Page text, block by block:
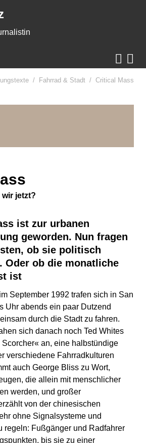
 
Fahrrad & Stadt Critical Mass
jetzt?
ist zur urbanen
geworden. Nun fragen
ob sie politisch
Oder ob die monatliche
ist
September 1992 trafen sich in San
Uhr abends ein paar Dutzend
durch die Stadt zu fahren.
sich danach noch Ted Whites
Scorcher« an, eine halbstündige
verschiedene Fahrradkulturen
auch George Bliss zu Wort,
die allein mit menschlicher
werden, und großer
von der chinesischen
ohne Signalsysteme und
regeln: Fußgänger und Radfahrer
bis sie zu einer